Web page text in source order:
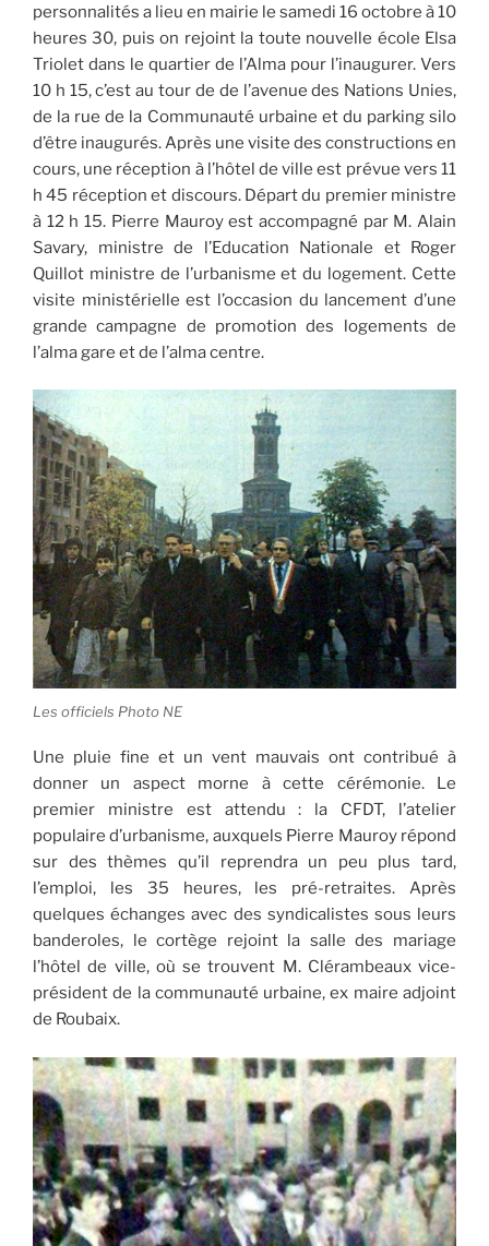
personnalités a lieu en mairie le samedi 16 octobre à 10
heures 30, puis on rejoint la toute nouvelle école Elsa
Triolet dans le quartier de l’Alma pour l’inaugurer. Vers
10 h 15, c’est au tour de de l’avenue des Nations Unies,
de la rue de la Communauté urbaine et du parking silo
d’être inaugurés. Après une visite des constructions en
cours, une réception à l’hôtel de ville est prévue vers 11
h 45 réception et discours. Départ du premier ministre
à 12 h 15. Pierre Mauroy est accompagné par M. Alain
Savary, ministre de l’Education Nationale et Roger
Quillot ministre de l’urbanisme et du logement. Cette
visite ministérielle est l’occasion du lancement d’une
grande campagne de promotion des logements de
l’alma gare et de l’alma centre.
Les officiels Photo NE
Une pluie fine et un vent mauvais ont contribué à
donner un aspect morne à cette cérémonie. Le
premier ministre est attendu : la CFDT, l’atelier
populaire d’urbanisme, auxquels Pierre Mauroy répond
sur des thèmes qu’il reprendra un peu plus tard,
l’emploi, les 35 heures, les pré-retraites. Après
quelques échanges avec des syndicalistes sous leurs
banderoles, le cortège rejoint la salle des mariage
l’hôtel de ville, où se trouvent M. Clérambeaux vice-
président de la communauté urbaine, ex maire adjoint
de Roubaix.